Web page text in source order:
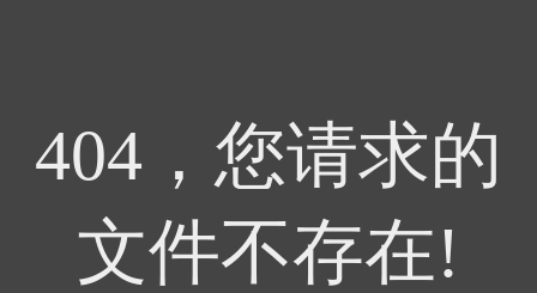
404，您请求的
文件不存在!